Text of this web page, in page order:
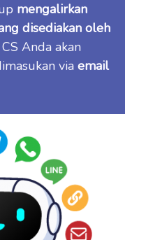
mengalirkan
disediakan oleh
Anda akan
via email